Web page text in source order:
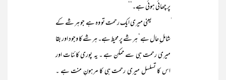
پر چھائی ہوئی ہے۔‘‘
ٰ یعنی میری ایک رحمت تو وہ ہے جو ہر شے کے
شامل ِحال ہے‘ ہر شے پر محیط ہے۔ ہر شے کا وجود اور بقا
میری رحمت ہی سے ممکن ہے ۔ یہ پوری کائنات اور
اس کا تسلسل میری رحمت ہی کا مرہونِ منت ہے ۔